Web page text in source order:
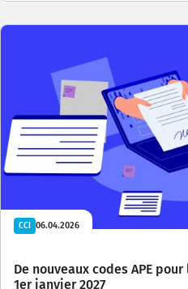
CCI 06.04.2026
De nouveaux codes APE
1er janvier 2027